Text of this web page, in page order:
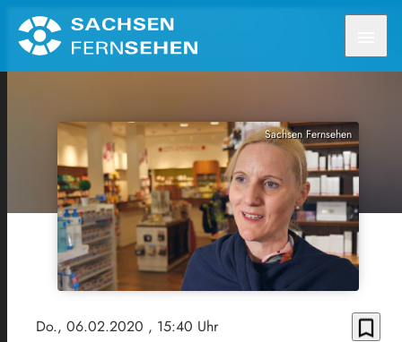
Sachsen Fernsehen
Do., 06.02.2020 , 15:40 Uhr bookmark_border